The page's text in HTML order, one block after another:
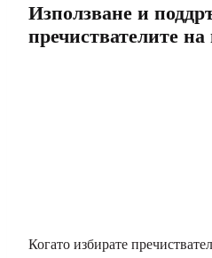
Използване и
пречиствателите на
Когато избирате